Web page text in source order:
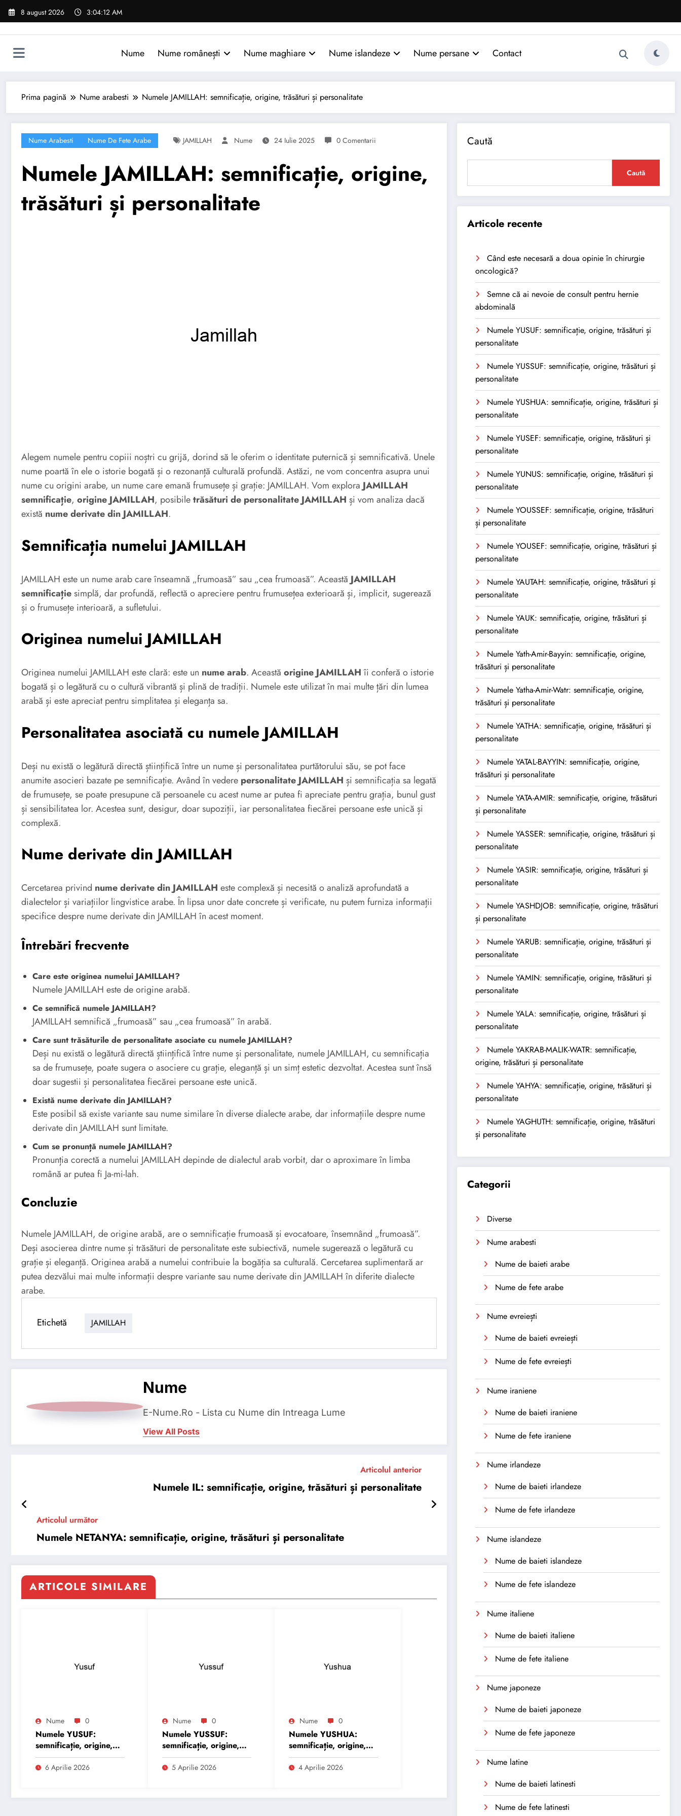
Sari
8 august 2026 3:04:13 AM
Nume Nume românești Nume maghiare Nume islandeze Nume persane Contact
Prima pagină Nume arabesti Numele JAMILLAH: semnificație, origine, trăsături și personalitate
Nume Arabesti Nume De Fete Arabe JAMILLAH Nume 24 Iulie 2025 0 Comentarii
Numele JAMILLAH: semnificație, origine,
trăsături și personalitate
Alegem numele pentru copiii noștri cu grijă, dorind să le oferim o identitate puternică și semnificativă. Unele
nume poartă în ele o istorie bogată și o rezonanță culturală profundă. Astăzi, ne vom concentra asupra unui
nume cu origini arabe, un nume care emană frumusețe și grație: JAMILLAH. Vom explora JAMILLAH
semnificație, origine JAMILLAH, posibiletrăsături de personalitate JAMILLAH și vom analiza dacă
există nume derivate din JAMILLAH.
Semnificația numelui JAMILLAH
JAMILLAH este un nume arab care înseamnă „frumoasă” sau „cea frumoasă”. Această JAMILLAH
semnificațiesimplă, dar profundă, reflectă o apreciere pentru frumusețea exterioară și, implicit, sugerează
și o frumusețe interioară, a sufletului.
Originea numelui JAMILLAH
Originea numelui JAMILLAH este clară: este un nume arab. Această origine JAMILLAHîi conferă o istorie
bogată și o legătură cu o cultură vibrantă și plină de tradiții. Numele este utilizat în mai multe țări din lumea
arabă și este apreciat pentru simplitatea și eleganța sa.
Personalitatea asociată cu numele JAMILLAH
Deși nu există o legătură directă științifică între un nume și personalitatea purtătorului său, se pot face
anumite asocieri bazate pe semnificație. Având în vedere personalitate JAMILLAH și semnificația sa legată
de frumusețe, se poate presupune că persoanele cu acest nume ar putea fi apreciate pentru grația, bunul gust
și sensibilitatea lor. Acestea sunt, desigur, doar supoziții, iar personalitatea fiecărei persoane este unică și
complexă.
Nume derivate din JAMILLAH
Cercetarea privind nume derivate din JAMILLAH este complexă și necesită o analiză aprofundată a
dialectelor și variațiilor lingvistice arabe. În lipsa unor date concrete și verificate, nu putem furniza informații
specifice despre nume derivate din JAMILLAH în acest moment.
Întrebări frecvente
Care este originea numelui JAMILLAH?
Numele JAMILLAH este de origine arabă.
Ce semnifică numele JAMILLAH?
JAMILLAH semnifică „frumoasă” sau „cea frumoasă” în arabă.
Care sunt trăsăturile de personalitate asociate cu numele JAMILLAH?
Deși nu există o legătură directă științifică între nume și personalitate, numele JAMILLAH, cu semnificația
sa de frumusețe, poate sugera o asociere cu grație, eleganță și un simț estetic dezvoltat. Acestea sunt însă
doar sugestii și personalitatea fiecărei persoane este unică.
Există nume derivate din JAMILLAH?
Este posibil să existe variante sau nume similare în diverse dialecte arabe, dar informațiile despre nume
derivate din JAMILLAH sunt limitate.
Cum se pronunță numele JAMILLAH?
Pronunția corectă a numelui JAMILLAH depinde de dialectul arab vorbit, dar o aproximare în limba
română ar putea fi Ja-mi-lah.
Concluzie
Numele JAMILLAH, de origine arabă, are o semnificație frumoasă și evocatoare, însemnând „frumoasă”.
Deși asocierea dintre nume și trăsături de personalitate este subiectivă, numele sugerează o legătură cu
grație și eleganță. Originea arabă a numelui contribuie la bogăția sa culturală. Cercetarea suplimentară ar
putea dezvălui mai multe informații despre variante sau nume derivate din JAMILLAH în diferite dialecte
arabe.
Etichetă JAMILLAH
Nume
E-Nume.Ro - Lista cu Nume din Intreaga Lume
View All Posts
Articolul anterior
Numele IL: semnificație, origine, trăsături și personalitate
Articolul următor
Numele NETANYA: semnificație, origine, trăsături și personalitate
ARTICOLE SIMILARE
Nume 0
Numele YUSUF:
semnificație, origine,
trăsături și
personalitate
6 Aprilie 2026
Nume 0
Numele YUSSUF:
semnificație, origine,
trăsături și
personalitate
5 Aprilie 2026
Nume 0
Numele YUSHUA:
semnificație, origine,
trăsături și
personalitate
4 Aprilie 2026
Caută
Caută
Articole recente
Când este necesară a doua opinie în chirurgie
oncologică?
Semne că ai nevoie de consult pentru hernie
abdominală
Numele YUSUF: semnificație, origine, trăsături și
personalitate
Numele YUSSUF: semnificație, origine, trăsături și
personalitate
Numele YUSHUA: semnificație, origine, trăsături și
personalitate
Numele YUSEF: semnificație, origine, trăsături și
personalitate
Numele YUNUS: semnificație, origine, trăsături și
personalitate
Numele YOUSSEF: semnificație, origine, trăsături
și personalitate
Numele YOUSEF: semnificație, origine, trăsături și
personalitate
Numele YAUTAH: semnificație, origine, trăsături și
personalitate
Numele YAUK: semnificație, origine, trăsături și
personalitate
Numele Yath-Amir-Bayyin: semnificație, origine,
trăsături și personalitate
Numele Yatha-Amir-Watr: semnificație, origine,
trăsături și personalitate
Numele YATHA: semnificație, origine, trăsături și
personalitate
Numele YATAL-BAYYIN: semnificație, origine,
trăsături și personalitate
Numele YATA-AMIR: semnificație, origine, trăsături
și personalitate
Numele YASSER: semnificație, origine, trăsături și
personalitate
Numele YASIR: semnificație, origine, trăsături și
personalitate
Numele YASHDJOB: semnificație, origine, trăsături
și personalitate
Numele YARUB: semnificație, origine, trăsături și
personalitate
Numele YAMIN: semnificație, origine, trăsături și
personalitate
Numele YALA: semnificație, origine, trăsături și
personalitate
Numele YAKRAB-MALIK-WATR: semnificație,
origine, trăsături și personalitate
Numele YAHYA: semnificație, origine, trăsături și
personalitate
Numele YAGHUTH: semnificație, origine, trăsături
și personalitate
Categorii
Diverse
Nume arabesti
Nume de baieti arabe
Nume de fete arabe
Nume evreiești
Nume de baieti evreiești
Nume de fete evreiești
Nume iraniene
Nume de baieti iraniene
Nume de fete iraniene
Nume irlandeze
Nume de baieti irlandeze
Nume de fete irlandeze
Nume islandeze
Nume de baieti islandeze
Nume de fete islandeze
Nume italiene
Nume de baieti italiene
Nume de fete italiene
Nume japoneze
Nume de baieti japoneze
Nume de fete japoneze
Nume latine
Nume de baieti latinesti
Nume de fete latinesti